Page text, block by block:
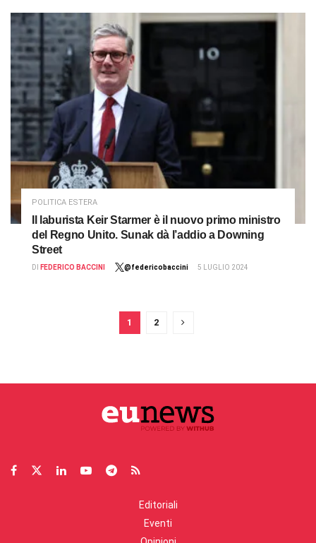
POLITICA ESTERA
Il laburista Keir Starmer è il nuovo primo ministro
del Regno Unito. Sunak dà l’addio a Downing
Street
DI FEDERICO BACCINI @federicobaccini 5 LUGLIO 2024
1 2
Editoriali
Eventi